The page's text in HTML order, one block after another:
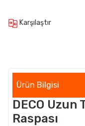
Karşılaştır
Ürün Bilgisi
DECO Uzun
Raspası